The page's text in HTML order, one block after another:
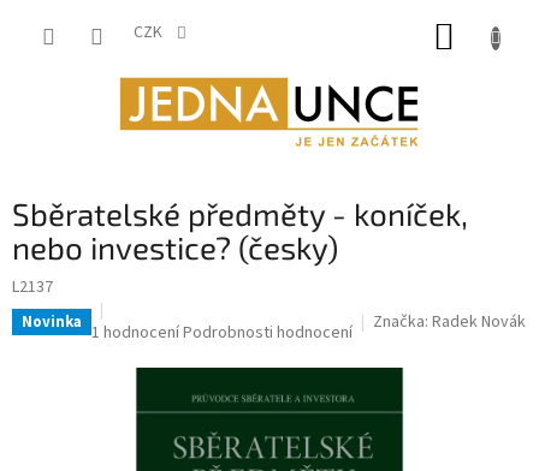
CZK
Sběratelské předměty - koníček,
nebo investice? (česky)
L2137
Novinka Průměrné
1 hodnoceníPodrobnosti hodnocení Značka: Radek Novák